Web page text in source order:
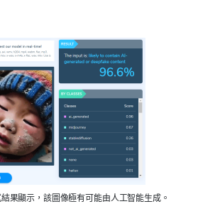
果顯示，該圖像極有可能由人工智能生成。